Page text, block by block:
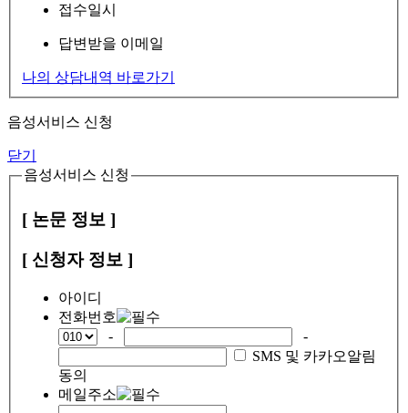
접수일시
답변받을 이메일
나의 상담내역 바로가기
음성서비스 신청
닫기
음성서비스 신청
[ 논문 정보 ]
[ 신청자 정보 ]
아이디
전화번호
-
-
SMS 및 카카오알림
동의
메일주소